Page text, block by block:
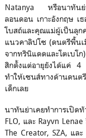
Natanya หรือนาทันย่
ลอนดอน เกาะอังกฤษ เ
โบสถ์และคุณแม่ผู้เป็นลุก
แนวคาลิปโซ (ดนตรีพื้น
จากทรินิแดดและโตเบโก
สิกตั้งแต่อายุยังได้แค่
ทำให้เซนส์ทางด้านดนต
เด็กเลย
นาทันย่าเคยทำการเปิด
FLO, และ Rayvn
The Creator, SZA, แล